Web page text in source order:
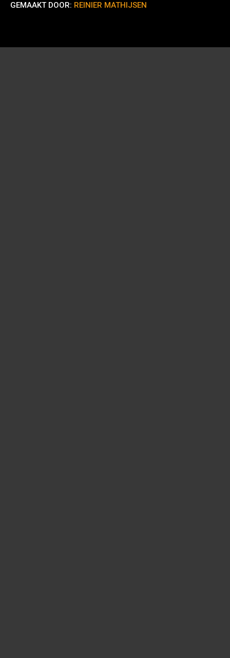
GEMAAKT DOOR: REINIER MATHIJSEN